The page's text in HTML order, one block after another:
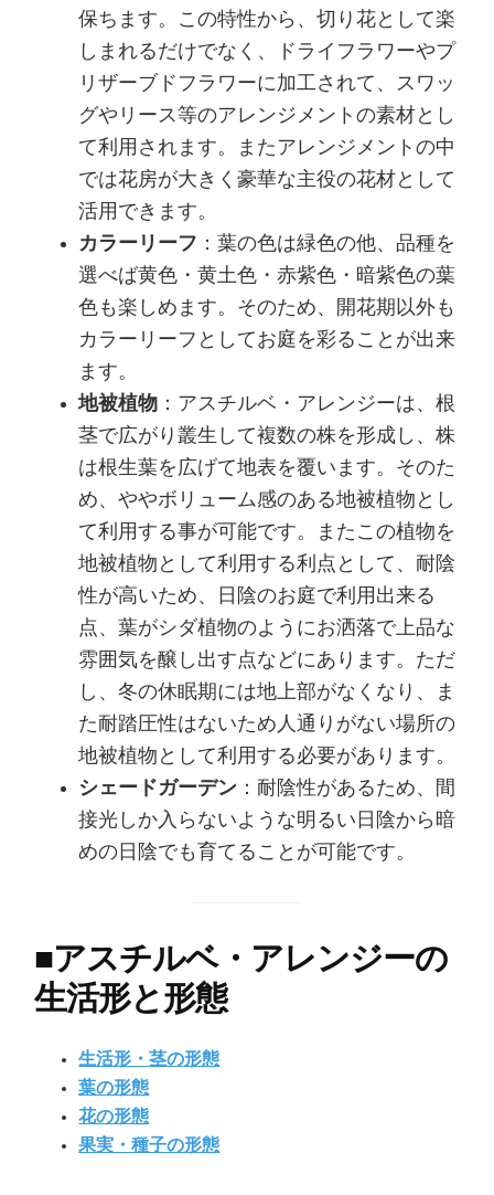
保ちます。この特性から、切り花として楽
しまれるだけでなく、ドライフラワーやプ
リザーブドフラワーに加工されて、スワッ
グやリース等のアレンジメントの素材とし
て利用されます。またアレンジメントの中
では花房が大きく豪華な主役の花材として
活用できます。
カラーリーフ ：葉の色は緑色の他、品種を
選べば黄色・黄土色・赤紫色・暗紫色の葉
色も楽しめます。そのため、開花期以外も
カラーリーフとしてお庭を彩ることが出来
ます。
地被植物 ：アスチルベ・アレンジーは、根
茎で広がり叢生して複数の株を形成し、株
は根生葉を広げて地表を覆います。そのた
め、ややボリューム感のある地被植物とし
て利用する事が可能です。またこの植物を
地被植物として利用する利点として、耐陰
性が高いため、日陰のお庭で利用出来る
点、葉がシダ植物のようにお洒落で上品な
雰囲気を醸し出す点などにあります。ただ
し、冬の休眠期には地上部がなくなり、ま
た耐踏圧性はないため人通りがない場所の
地被植物として利用する必要があります。
シェードガーデン ：耐陰性があるため、間
接光しか入らないような明るい日陰から暗
めの日陰でも育てることが可能です。
■アスチルベ・アレンジーの
生活形と形態
生活形・茎の形態
葉の形態
花の形態
果実・種子の形態